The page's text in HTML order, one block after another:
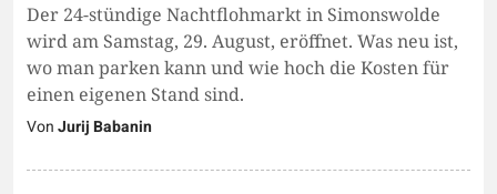
Der 24-stündige Nachtflohmarkt in Simonswolde
wird am Samstag, 29. August, eröffnet. Was neu ist,
wo man parken kann und wie hoch die Kosten für
einen eigenen Stand sind.
VonJurij Babanin